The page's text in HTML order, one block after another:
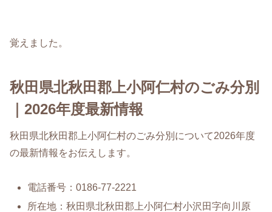
覚えました。
秋田県北秋田郡上小阿仁村のごみ分別
｜2026年度最新情報
秋田県北秋田郡上小阿仁村のごみ分別について2026年度
の最新情報をお伝えします。
電話番号：0186-77-2221
所在地：秋田県北秋田郡上小阿仁村小沢田字向川原